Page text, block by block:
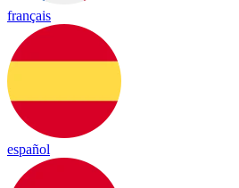
français
español